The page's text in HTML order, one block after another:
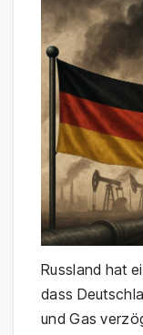
Russland hat
dass
und Gas